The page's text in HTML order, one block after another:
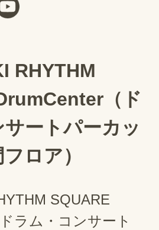
RHYTHM
（ド
ートパーカッ
ロア）
SQUARE
ラム・コンサート